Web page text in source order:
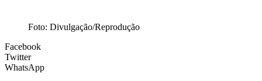
Foto: Divulgação/Reprodução
Facebook
Twitter
WhatsApp